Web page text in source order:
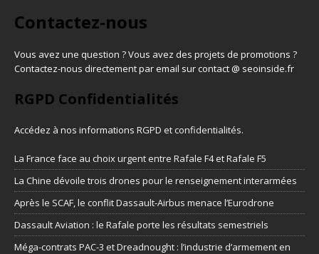
Contactez-nous
Vous avez une question ? Vous avez des projets de promotions ?
Contactez-nous directement par email sur contact @ seoinside.fr
RGPD Confidentialités
Accédez à nos informations RGPD et confidentialités.
La France face au choix urgent entre Rafale F4 et Rafale F5
La Chine dévoile trois drones pour le renseignement interarmées
Après le SCAF, le conflit Dassault-Airbus menace l’Eurodrone
Dassault Aviation : le Rafale porte les résultats semestriels
Méga-contrats PAC-3 et Dreadnought : l’industrie d’armement en